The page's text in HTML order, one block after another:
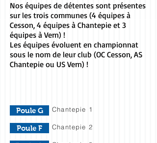
Nos équipes de détentes sont présentes
sur les trois communes (4 équipes à
Cesson, 4 équipes à Chantepie et 3
équipes à Vern) !
Les équipes évoluent en championnat
sous le nom de leur club (OC Cesson, AS
Chantepie ou US Vern) !
Poule G Chantepie 1
Poule F Chantepie 2